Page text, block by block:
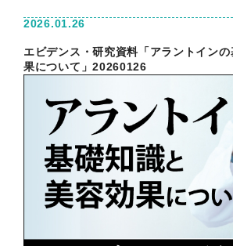
2026.01.26
エビデンス・研究資料「アラントイン
果について」20260126